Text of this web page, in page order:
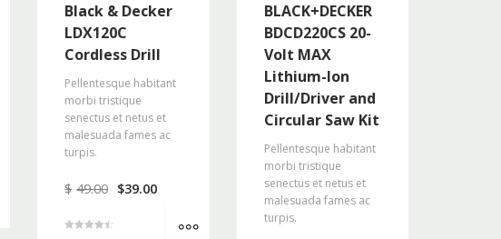
MORE INFO
Black & Decker
LDX120C
Cordless Drill
Pellentesque habitant
morbi tristique
senectus et netus et
malesuada fames ac
turpis.
$ 49.00 $39.00
MORE INFO
BLACK+DECKER
BDCD220CS 20-
Volt MAX
Lithium-Ion
Drill/Driver and
Circular Saw Kit
Pellentesque habitant
morbi tristique
senectus et netus et
malesuada fames ac
turpis.